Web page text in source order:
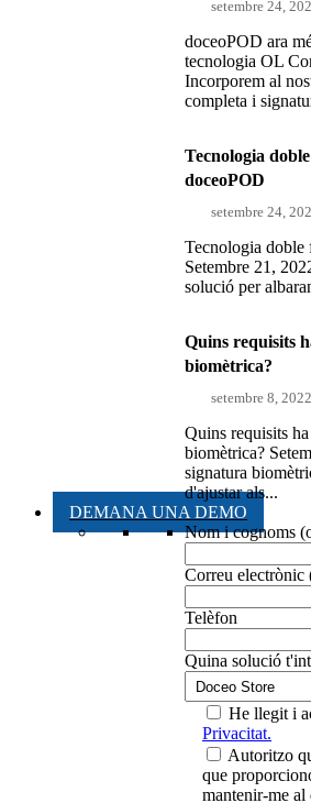
setembre 24,
doceoPOD ara
tecnologia OL
Incorporem al
completa i
Tecnologia
doceoPOD
setembre 24,
Tecnologia doble
Setembre 21,
solució per
Quins requisits
biomètrica?
setembre 8, 2022
Quins requisits
biomètrica?
signatura
d'ajustar als...
DEMANA UNA DEMO
Nom i cognoms
Correu electrònic
Telèfon
Quina solució
He llegit i
Privacitat.
Autoritzo
que
mantenir-me al